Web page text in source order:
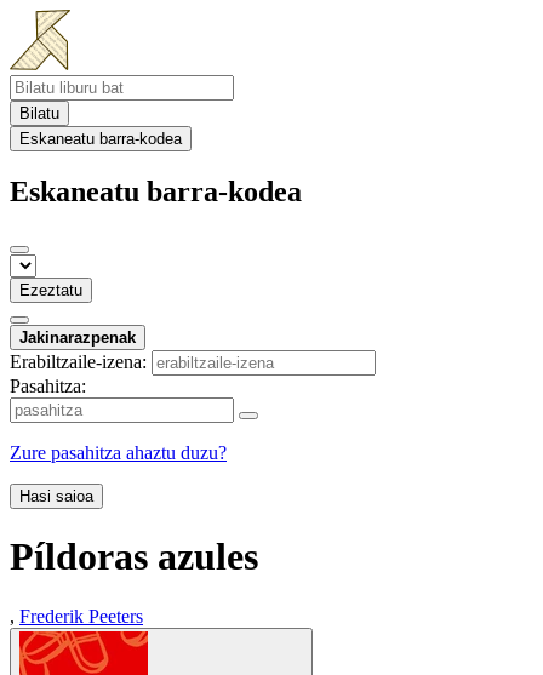
Bilatu
Eskaneatu barra-kodea
Eskaneatu barra-kodea
Ezeztatu
Jakinarazpenak
Erabiltzaile-izena:
Pasahitza:
Zure pasahitza ahaztu duzu?
Hasi saioa
Píldoras azules
, Frederik Peeters